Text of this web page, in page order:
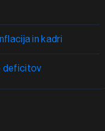
in kadri
deficitov